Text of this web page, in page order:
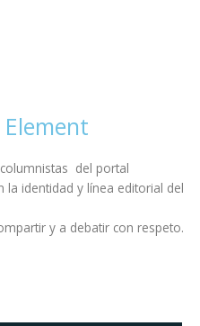
Element
del portal
identidad y línea editorial del
y a debatir con respeto.